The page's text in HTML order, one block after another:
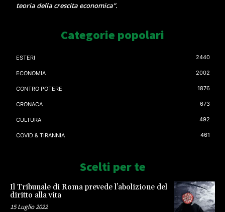
teoria della crescita economica”.
Categorie popolari
ESTERI 2440
ECONOMIA 2002
CONTRO POTERE 1876
CRONACA 673
CULTURA 492
COVID & TIRANNIA 461
Scelti per te
Il Tribunale di Roma prevede l’abolizione del
diritto alla vita
15 Luglio 2022